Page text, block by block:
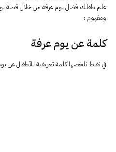
علم طفلك فضل يوم عرفة من خلال قصة
ومفهوم ؛
كلمة عن يوم عرفة
في نقاط نلخصها كلمة تعريفية للأطفال عن